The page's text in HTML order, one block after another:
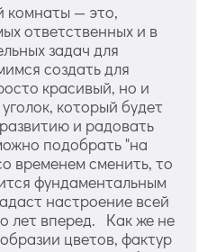
комнаты — это,
ответственных и в
задач для
создать для
красивый, но и
который будет
и радовать
подобрать "на
временем сменить, то
фундаментальным
настроение всей
лет вперед. Как же не
цветов, фактур